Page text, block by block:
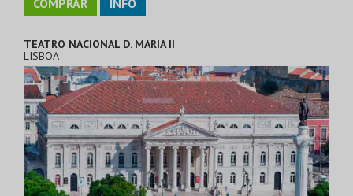
COMPRAR INFO
TEATRO NACIONAL D. MARIA II
LISBOA